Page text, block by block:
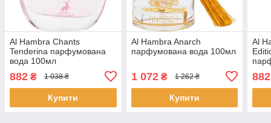
Al Hambra Chants
Tenderina парфумована
вода 100мл
882 ₴ 1 038 ₴
Купити
Al Hambra Anarch
парфумована вода 100мл
1 072₴ 1 262 ₴
Купити
Al
882